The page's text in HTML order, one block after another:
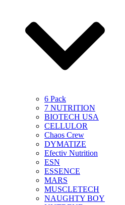
6 Pack
7 NUTRITION
BIOTECH USA
CELLULOR
Chaos Crew
DYMATIZE
Efectiv Nutrition
ESN
ESSENCE
MARS
MUSCLETECH
NAUGHTY BOY